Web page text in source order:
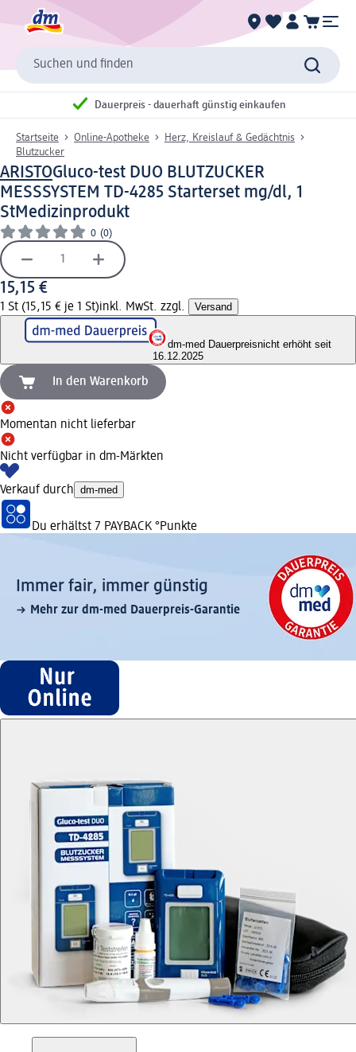
Suchen und finden
Dauerpreis - dauerhaft günstig einkaufen
Startseite Online-Apotheke
Herz, Kreislauf & Gedächtnis
Blutzucker
ARISTOGluco-test DUO BLUTZUCKER
MESSSYSTEM TD-4285 Starterset mg/dl, 1
StMedizinprodukt
0 (0)
15,15 €
1 St (15,15 € je 1 St)inkl. MwSt. zzgl. Versand
dm-med Dauerpreisnicht erhöht seit
16.12.2025
In den Warenkorb
Momentan nicht lieferbar
Nicht verfügbar in dm-Märkten
Verkauf durch dm-med
Du erhältst 7 PAYBACK °Punkte
Immer fair,­ immer günstig
Mehr zur dm-med Dauerpreis-Garantie